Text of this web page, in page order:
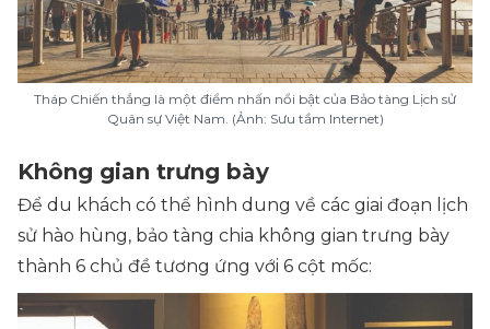
Tháp Chiến thắng là một điểm nhấn nổi bật của Bảo tàng Lịch sử
Quân sự Việt Nam. (Ảnh: Sưu tầm Internet)
Không gian trưng bày
Để du khách có thể hình dung về các giai đoạn lịch
sử hào hùng, bảo tàng chia không gian trưng bày
thành 6 chủ đề tương ứng với 6 cột mốc: